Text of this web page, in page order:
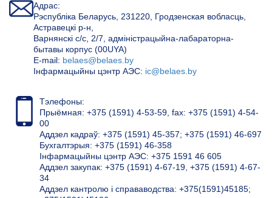
Адрас:
Рэспубліка Беларусь, 231220, Гродзенская вобласць,
Астравецкі р-н,
Варнянскі с/с, 2/7, адміністрацыйна-лабараторна-
бытавы корпус (00UYA)
Е-mail: belaes@belaes.by
Інфармацыйны цэнтр АЭС: ic@belaes.by
Тэлефоны:
Прыёмная: +375 (1591) 4-53-59, fax: +375 (1591) 4-54-
00
Аддзел кадраў: +375 (1591) 45-357; +375 (1591) 46-697
Бухгалтэрыя: +375 (1591) 46-358
Інфармацыйны цэнтр АЭС: +375 1591 46 605
Аддзел закупак: +375 (1591) 4-67-19, +375 (1591) 4-67-
34
Аддзел кантролю і справаводства: +375(1591)45185;